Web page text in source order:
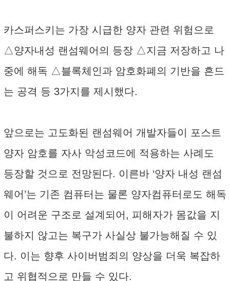
카스퍼스키는 가장 시급한 양자 관련 위험으로
△양자내성 랜섬웨어의 등장 △지금 저장하고 나
중에 해독 △블록체인과 암호화폐의 기반을 흔드
는 공격 등 3가지를 제시했다.
앞으로는 고도화된 랜섬웨어 개발자들이 포스트
양자 암호를 자사 악성코드에 적용하는 사례도
등장할 것으로 전망된다. 이른바 ‘양자 내성 랜섬
웨어’는 기존 컴퓨터는 물론 양자컴퓨터로도 해독
이 어려운 구조로 설계되어, 피해자가 몸값을 지
불하지 않고는 복구가 사실상 불가능해질 수 있
다. 이는 향후 사이버범죄의 양상을 더욱 복잡하
고 위협적으로 만들 수 있다.